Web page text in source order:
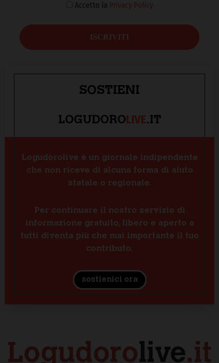
Accetto la Privacy Policy
SOSTIENI
LOGUDOROLIVE.IT
Logudorolive è un giornale indipendente
che non riceve di alcuna forma di aiuto
statale o regionale.
Per continuare il nostro servizio di
informazione gratuito, libero e aperto a
tutti diventa più che mai importante il tuo
contributo.
sostienici ora